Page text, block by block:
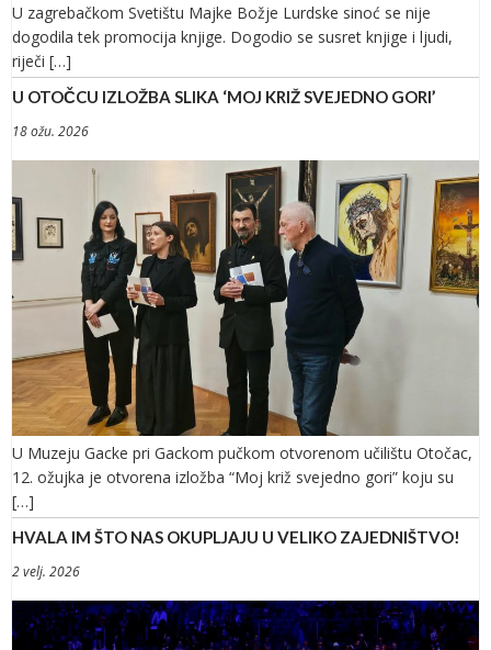
U zagrebačkom Svetištu Majke Božje Lurdske sinoć se nije
dogodila tek promocija knjige. Dogodio se susret knjige i ljudi,
riječi […]
U OTOČCU IZLOŽBA SLIKA ‘MOJ KRIŽ SVEJEDNO GORI’
18 ožu. 2026
U Muzeju Gacke pri Gackom pučkom otvorenom učilištu Otočac,
12. ožujka je otvorena izložba “Moj križ svejedno gori” koju su
[…]
HVALA IM ŠTO NAS OKUPLJAJU U VELIKO ZAJEDNIŠTVO!
2 velj. 2026